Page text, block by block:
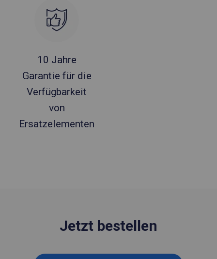
10 Jahre
Garantie für die
Verfügbarkeit
von
Ersatzelementen
Jetzt bestellen